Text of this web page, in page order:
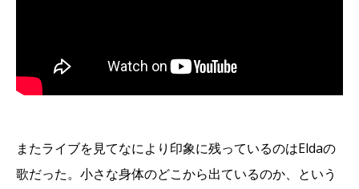
またライブを見てなにより印象に残っているのはEldaの
歌だった。小さな身体のどこから出ているのか、という